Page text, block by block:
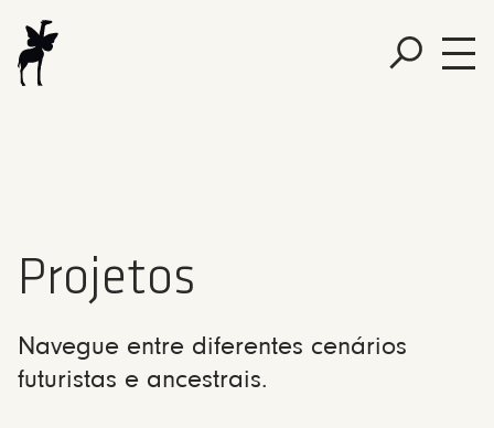
Projetos
Navegue entre diferentes cenários
futuristas e ancestrais.